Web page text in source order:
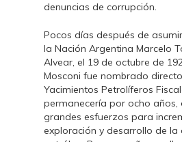
denuncias de corrupción.
Pocos días después de
la Nación Argentina Marcelo
Alvear, el 19 de octubre de
Mosconi fue nombrado
Yacimientos Petrolíferos
permanecería por ocho años,
grandes esfuerzos para
exploración y desarrollo de la